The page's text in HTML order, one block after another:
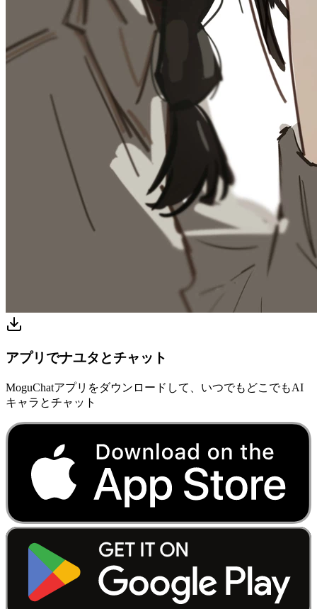
アプリでナユタとチャット
MoguChatアプリをダウンロードして、いつでもどこでもAI
キャラとチャット